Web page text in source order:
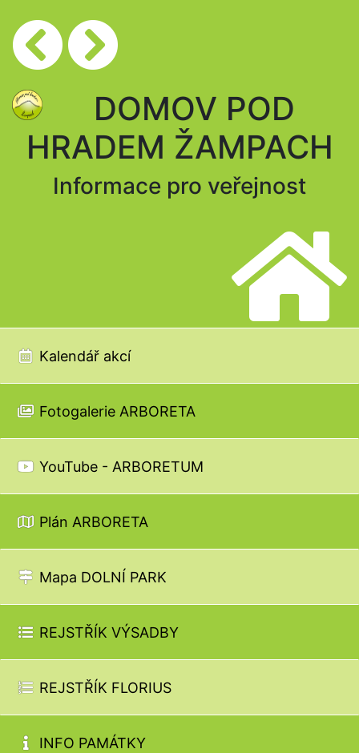
DOMOV POD
HRADEM ŽAMPACH
Informace pro veřejnost
Kalendář akcí
Fotogalerie ARBORETA
YouTube - ARBORETUM
Plán ARBORETA
Mapa DOLNÍ PARK
REJSTŘÍK VÝSADBY
REJSTŘÍK FLORIUS
INFO PAMÁTKY